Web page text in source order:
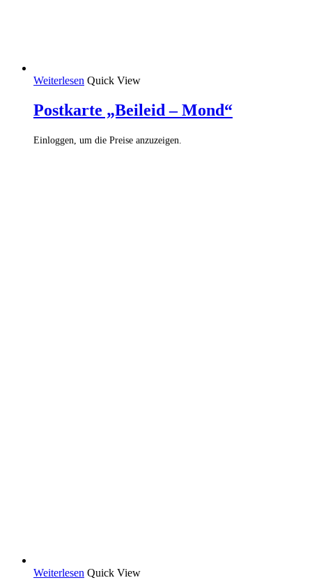
Weiterlesen Quick View
Postkarte „Beileid – Mond“
Einloggen, um die Preise anzuzeigen.
Weiterlesen Quick View